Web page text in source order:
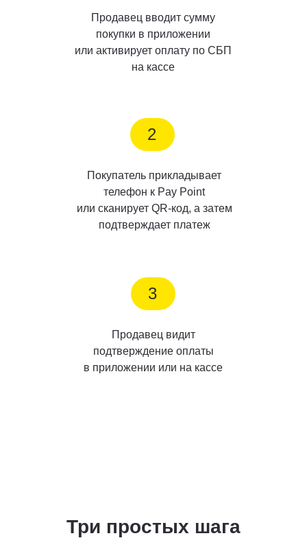
3
Продавец видит
подтверждение оплаты
в приложении или на кассе
Покупатель прикладывает
телефон к Pay Point
или сканирует QR-код, а затем
подтверждает платеж
2
Продавец вводит сумму
покупки в приложении
или активирует оплату по СБП
на кассе
Три простых шага